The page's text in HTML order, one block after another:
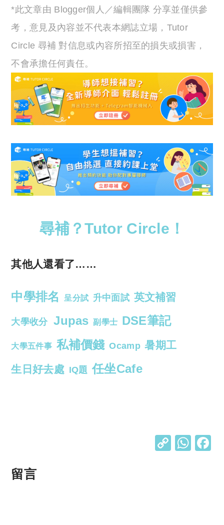
*此文章由 Blogger個人／編輯團隊 分享並僅供參
考，意見及內容並不代表本網誌立場，Tutor
Circle 尋補 對信息或內容所招至的損失或損害，
不會承擔任何責任。
尋補？Tutor Circle！
其他人還看了……
中學排名 呈分試 升中面試 英文補習
大學收分 Jupas 副學士 DSE筆記
大學五件事 私補價錢 Ocamp 暑期工
生日好去處 IQ題 任坐Cafe
C W
留言